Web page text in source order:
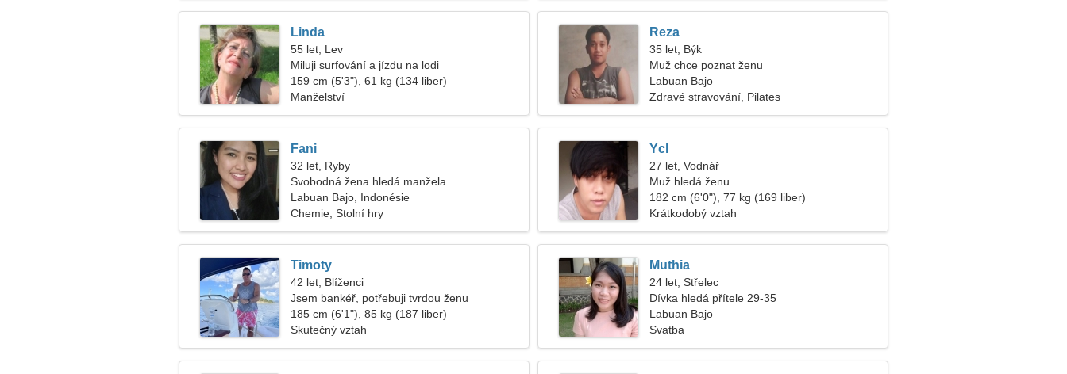
Linda
55 let, Lev
Miluji surfování a jízdu na lodi
159 cm (5'3"), 61 kg (134 liber)
Manželství
Reza
35 let, Býk
Muž chce poznat ženu
Labuan Bajo
Zdravé stravování, Pilates
Fani
32 let, Ryby
Svobodná žena hledá manžela
Labuan Bajo, Indonésie
Chemie, Stolní hry
Ycl
27 let, Vodnář
Muž hledá ženu
182 cm (6'0"), 77 kg (169 liber)
Krátkodobý vztah
Timoty
42 let, Blíženci
Jsem bankéř, potřebuji tvrdou ženu
185 cm (6'1"), 85 kg (187 liber)
Skutečný vztah
Muthia
24 let, Střelec
Dívka hledá přítele 29-35
Labuan Bajo
Svatba